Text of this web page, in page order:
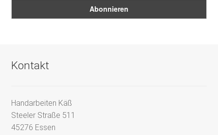
Kontakt
Handarbeiten Käß
Steeler Straße 511
45276 Essen